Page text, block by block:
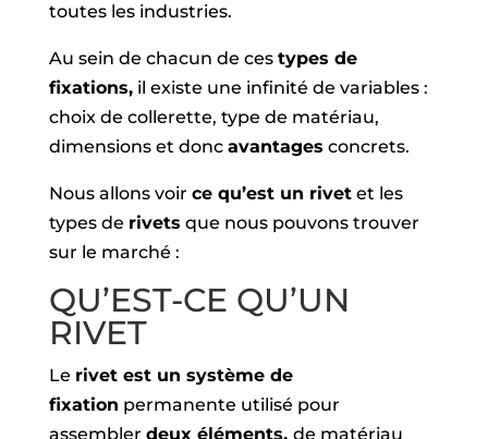
toutes les industries.
Au sein de chacun de ces types de
fixations,il existe une infinité de variables :
choix de collerette, type de matériau,
dimensions et donc avantages concrets.
Nous allons voir ce qu’est un rivetet les
types de rivets que nous pouvons trouver
sur le marché :
QU’EST-CE QU’UN
RIVET
Le rivet est un système de
fixation permanente utilisé pour
assembler deux éléments, de matériau